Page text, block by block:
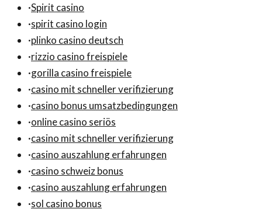
·Spirit casino
·spirit casino login
·plinko casino deutsch
·rizzio casino freispiele
·gorilla casino freispiele
·casino mit schneller verifizierung
·casino bonus umsatzbedingungen
·online casino seriös
·casino mit schneller verifizierung
·casino auszahlung erfahrungen
·casino schweiz bonus
·casino auszahlung erfahrungen
·sol casino bonus